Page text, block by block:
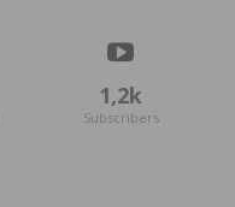
1,2k
Subscribers